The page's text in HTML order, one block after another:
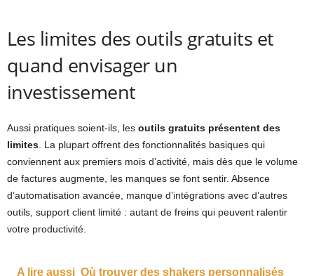
Les limites des outils gratuits et
quand envisager un
investissement
Aussi pratiques soient-ils, les outils gratuits présentent des
limites. La plupart offrent des fonctionnalités basiques qui
conviennent aux premiers mois d’activité, mais dès que le volume
de factures augmente, les manques se font sentir. Absence
d’automatisation avancée, manque d’intégrations avec d’autres
outils, support client limité : autant de freins qui peuvent ralentir
votre productivité.
A lire aussi Où trouver des shakers personnalisés